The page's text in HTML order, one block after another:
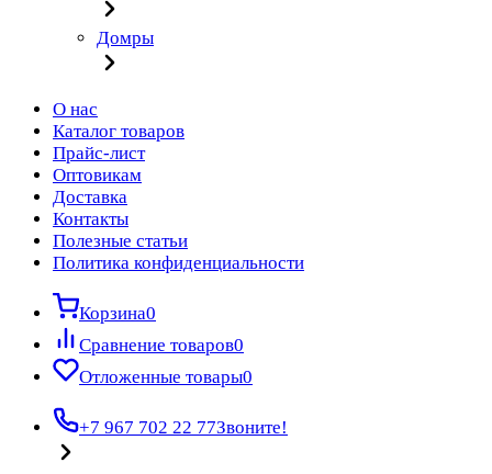
Домры
О нас
Каталог товаров
Прайс-лист
Оптовикам
Доставка
Контакты
Полезные статьи
Политика конфиденциальности
Корзина0
Сравнение товаров0
Отложенные товары0
+7 967 702 22 77Звоните!